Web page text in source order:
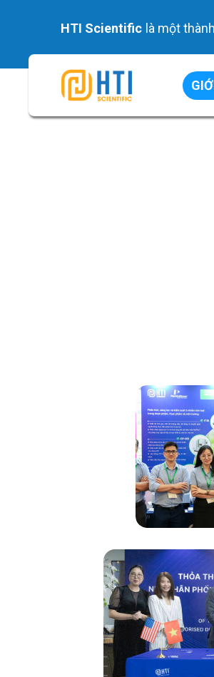
HTI Scientific là một